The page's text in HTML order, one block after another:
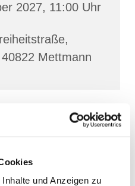
und Anzeigen zu
2027, 11:00 Uhr
Mettmann